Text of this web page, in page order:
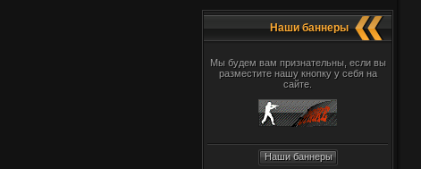
Наши баннеры
Мы будем вам признательны, если вы
разместите нашу кнопку у себя на
сайте.
Наши баннеры